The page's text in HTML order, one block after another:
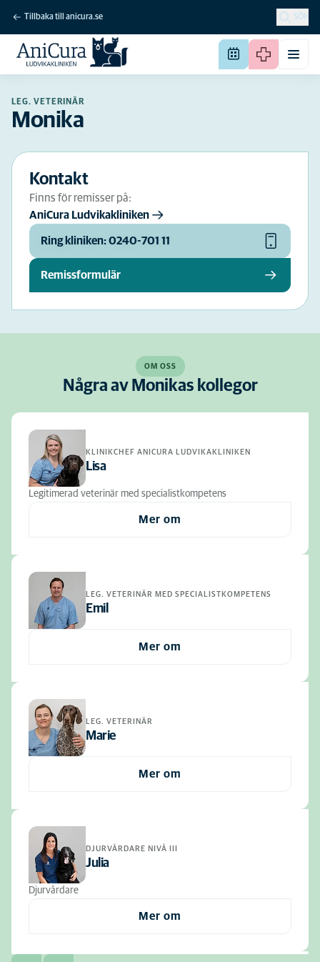
Tillbaka till anicura.se SÖK
LEG. VETERINÄR
Monika
Kontakt
Finns för remisser på:
AniCura Ludvikakliniken
Ring kliniken: 0240-701 11
Remissformulär
OM OSS
Några av Monikas kollegor
KLINIKCHEF ANICURA LUDVIKAKLINIKEN
Lisa
Legitimerad veterinär med specialistkompetens
Mer om
LEG. VETERINÄR MED SPECIALISTKOMPETENS
Emil
Mer om
LEG. VETERINÄR
Marie
Mer om
DJURVÅRDARE NIVÅ III
Julia
Djurvårdare
Mer om